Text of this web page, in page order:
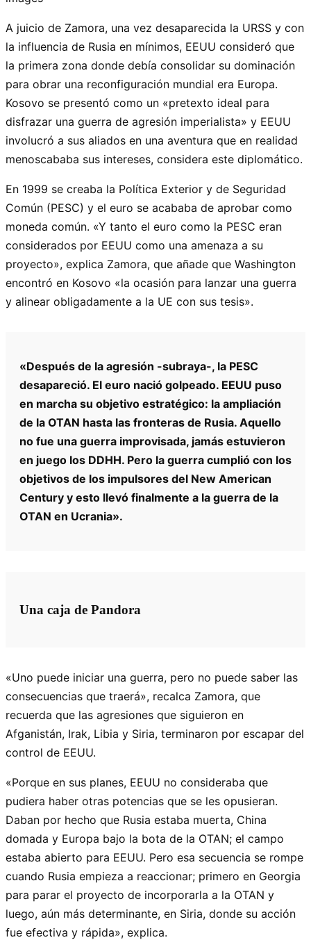
A juicio de Zamora, una vez desaparecida la URSS y con
la influencia de Rusia en mínimos, EEUU consideró que
la primera zona donde debía consolidar su dominación
para obrar una reconfiguración mundial era Europa.
Kosovo se presentó como un «pretexto ideal para
disfrazar una guerra de agresión imperialista» y EEUU
involucró a sus aliados en una aventura que en realidad
menoscababa sus intereses, considera este diplomático.
En 1999 se creaba la Política Exterior y de Seguridad
Común (PESC) y el euro se acababa de aprobar como
moneda común. «Y tanto el euro como la PESC eran
considerados por EEUU como una amenaza a su
proyecto», explica Zamora, que añade que Washington
encontró en Kosovo «la ocasión para lanzar una guerra
y alinear obligadamente a la UE con sus tesis».
«Después de la agresión -subraya-, la PESC
desapareció. El euro nació golpeado. EEUU puso
en marcha su objetivo estratégico: la ampliación
de la OTAN hasta las fronteras de Rusia. Aquello
no fue una guerra improvisada, jamás estuvieron
en juego los DDHH. Pero la guerra cumplió con los
objetivos de los impulsores del New American
Century y esto llevó finalmente a la guerra de la
OTAN en Ucrania».
Una caja de Pandora
«Uno puede iniciar una guerra, pero no puede saber las
consecuencias que traerá», recalca Zamora, que
recuerda que las agresiones que siguieron en
Afganistán, Irak, Libia y Siria, terminaron por escapar del
control de EEUU.
«Porque en sus planes, EEUU no consideraba que
pudiera haber otras potencias que se les opusieran.
Daban por hecho que Rusia estaba muerta, China
domada y Europa bajo la bota de la OTAN; el campo
estaba abierto para EEUU. Pero esa secuencia se rompe
cuando Rusia empieza a reaccionar; primero en Georgia
para parar el proyecto de incorporarla a la OTAN y
luego, aún más determinante, en Siria, donde su acción
fue efectiva y rápida», explica.